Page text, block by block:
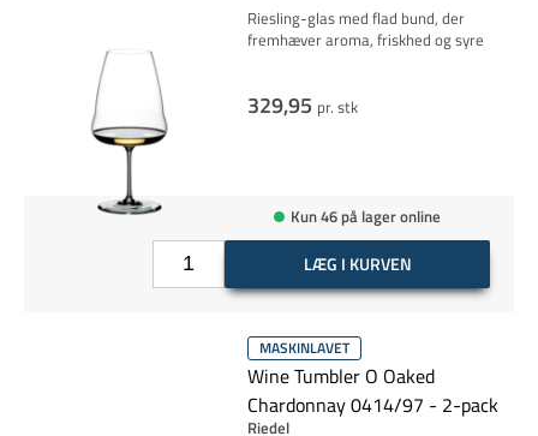
Riesling-glas med flad bund, der
fremhæver aroma, friskhed og syre
329,95 pr. stk
Kun 46 på lager online
LÆG I KURVEN
MASKINLAVET
Wine Tumbler O Oaked
Chardonnay 0414/97 - 2-pack
Riedel